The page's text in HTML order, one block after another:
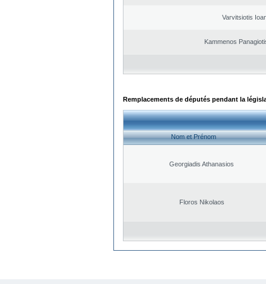
Varvitsiotis
Kammenos
Remplacements de députés pendant la
Nom et Prénom
Georgiadis Athanasios
Floros Nikolaos